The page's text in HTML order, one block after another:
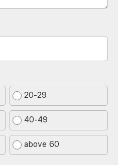
20-29
40-49
above 60